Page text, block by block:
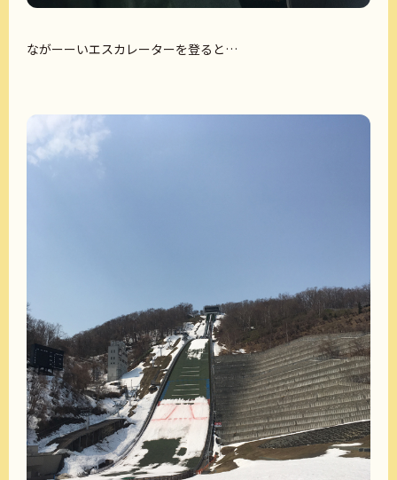
ながーーいエスカレーターを登ると…